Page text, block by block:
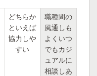
どちらか
といえば
協力しや
すい
職種間の
風通しも
よくいつ
でもカジ
ュアルに
相談しあ